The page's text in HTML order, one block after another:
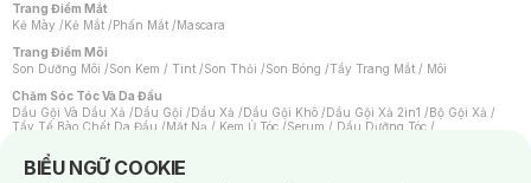
Trang Điểm Mắt
Kẻ Mày /Kẻ Mắt /Phấn Mắt /Mascara
Trang Điểm Môi
Son Dưỡng Môi /Son Kem / Tint /Son Thỏi /Son Bóng /Tẩy Trang Mắt / Môi
Chăm Sóc Tóc Và Da Đầu
Dầu Gội Và Dầu Xả /Dầu Gội /Dầu Xả /Dầu Gội Khô /Dầu Gội Xả 2in1 /Bộ Gội Xả /
Tẩy Tế Bào Chết Da Đầu /Mặt Nạ / Kem Ủ Tóc /Serum / Dầu Dưỡng Tóc /
Máy Sấy Tóc
Lược
BIỂU NGỮ COOKIE
Notice about cookies usage